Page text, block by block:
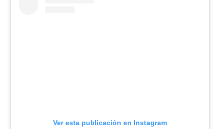
Ver esta publicación en Instagram